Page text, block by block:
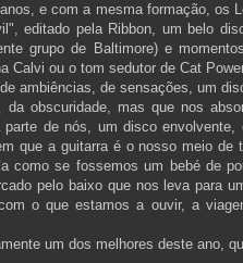
e com a mesma formação, os
editado pela Ribbon, um belo
grupo de Baltimore) e
Calvi ou o tom sedutor de Cat
ambiências, de sensações, um
da obscuridade, mas que nos
de nós, um disco envolvente,
que a guitarra é o nosso meio de
como se fossemos um bebé de
pelo baixo que nos leva para
o que estamos a ouvir, a
um dos melhores deste ano,